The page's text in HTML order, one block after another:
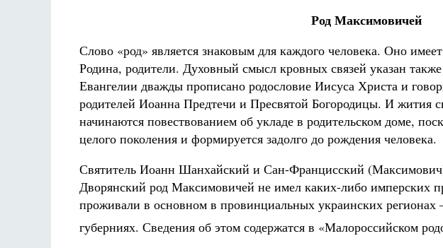
Род Максимовичей
Слово «род» является знаковым для каждого человека. Оно
Родина, родители. Духовный смысл кровных связей указан
Евангелии дважды прописано родословие Иисуса Христа и
родителей Иоанна Предтечи и Пресвятой Богородицы. И жития
начинаются повествованием об укладе в родительском доме,
целого поколения и формируется задолго до рождения человека.
Святитель Иоанн Шанхайский и Сан-Францисский
Дворянский род Максимовичей не имел каких-либо имперских
проживали в основном в провинциальных украинских регионах
губерниях. Сведения об этом содержатся в «Малороссийском